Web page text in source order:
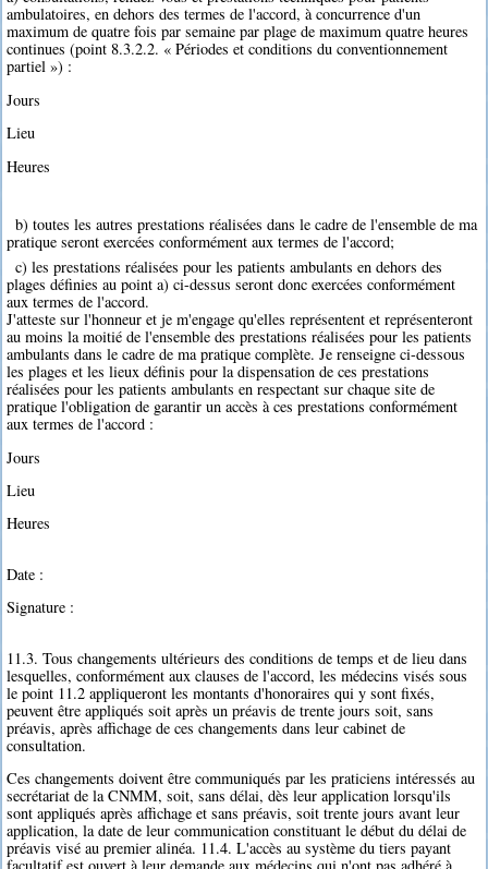
ambulatoires, en dehors des termes de l'accord, à concurrence d'un
maximum de quatre fois par semaine par plage de maximum quatre heures
continues (point 8.3.2.2. « Périodes et conditions du conventionnement
partiel ») :
Jours
Lieu
Heures
b) toutes les autres prestations réalisées dans le cadre de l'ensemble de ma
pratique seront exercées conformément aux termes de l'accord;
c) les prestations réalisées pour les patients ambulants en dehors des
plages définies au point a) ci-dessus seront donc exercées conformément
aux termes de l'accord.
J'atteste sur l'honneur et je m'engage qu'elles représentent et représenteront
au moins la moitié de l'ensemble des prestations réalisées pour les patients
ambulants dans le cadre de ma pratique complète. Je renseigne ci-dessous
les plages et les lieux définis pour la dispensation de ces prestations
réalisées pour les patients ambulants en respectant sur chaque site de
pratique l'obligation de garantir un accès à ces prestations conformément
aux termes de l'accord :
Jours
Lieu
Heures
Date :
Signature :
11.3. Tous changements ultérieurs des conditions de temps et de lieu dans
lesquelles, conformément aux clauses de l'accord, les médecins visés sous
le point 11.2 appliqueront les montants d'honoraires qui y sont fixés,
peuvent être appliqués soit après un préavis de trente jours soit, sans
préavis, après affichage de ces changements dans leur cabinet de
consultation.
Ces changements doivent être communiqués par les praticiens intéressés au
secrétariat de la CNMM, soit, sans délai, dès leur application lorsqu'ils
sont appliqués après affichage et sans préavis, soit trente jours avant leur
application, la date de leur communication constituant le début du délai de
préavis visé au premier alinéa. 11.4. L'accès au système du tiers payant